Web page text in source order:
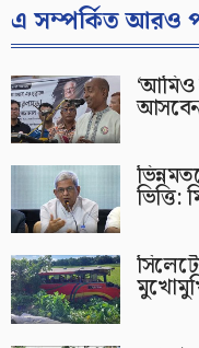
এ সম্পর্কিত আরও
‘আমিও